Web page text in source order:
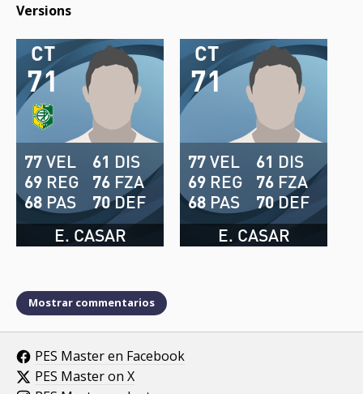
Versions
71
CT
E. CASAR
77VEL
69 REG
68 PAS
61 DIS
76 FZA
70DEF
71
CT
E. CASAR
77VEL
69 REG
68 PAS
61 DIS
76 FZA
70DEF
Mostrar commentarios
PES Master en Facebook
PES Master on X